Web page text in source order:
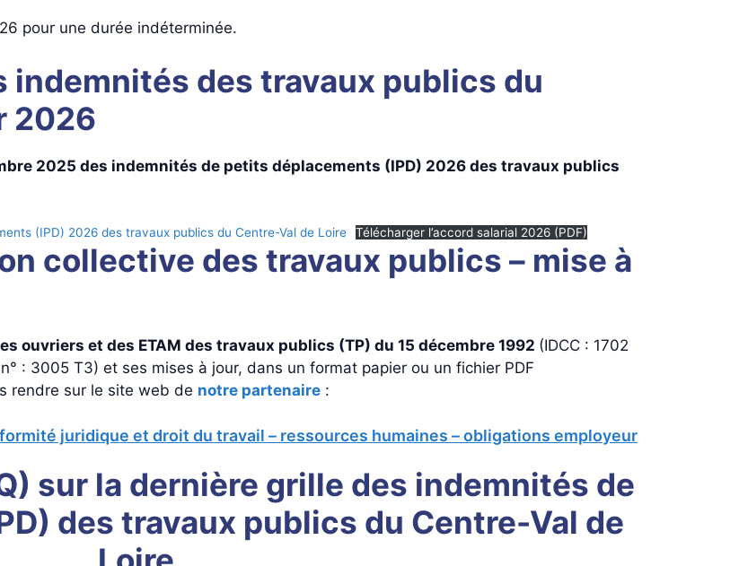
pour une durée indéterminée.
indemnités des travaux publics du
2026
2025 des indemnités de petits déplacements (IPD) 2026 des travaux publics
(IPD) 2026 des travaux publics du Centre-Val de Loire Télécharger l’accord salarial 2026 (PDF)
collective des travaux publics – mise à
ouvriers et des ETAM des travaux publics (TP) du 15 décembre 1992 (IDCC : 1702
: 3005 T3) et ses mises à jour, dans un format papier ou un fichier PDF
rendre sur le site web de notre partenaire :
juridique et droit du travail – ressources humaines – obligations employeur
sur la dernière grille des indemnités de
des travaux publics du Centre-Val de